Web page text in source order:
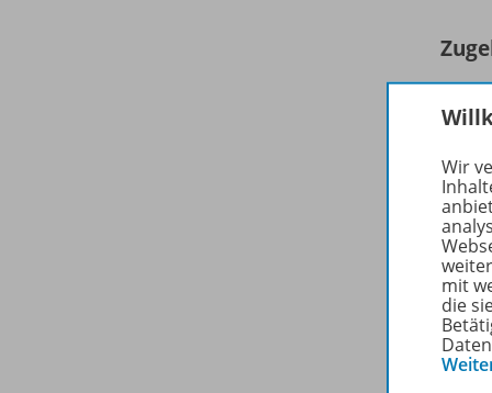
Wir
mit
die